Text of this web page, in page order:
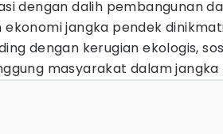
dengan dalih pembangunan
jangka pendek
dengan kerugian ekologis,
masyarakat dalam jangka